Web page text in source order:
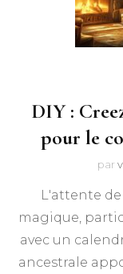
DIY :
pour le
par
L'attente
magique,
avec un
ancestrale